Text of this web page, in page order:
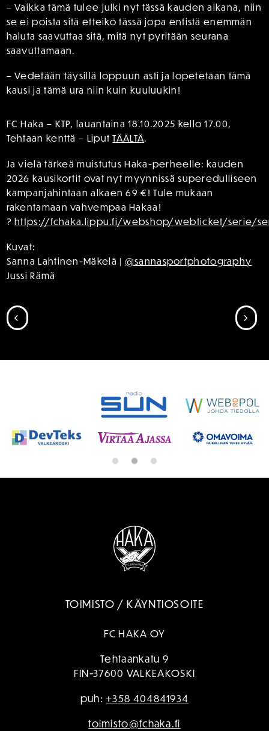
– Vaikka tämä tulee julki nyt tässä kauden aikana, niin
se ei poista sitä etteikö tässä jopa entistä enemmän
haluta saavuttaa sitä, mitä nyt pyritään seurana
saavuttamaan.
– Vedetään täysillä loppuun asti ja lopetetaan tämä
kausi ja tämä ura niin kuin kuuluukin!
FC Haka – KTP, lauantaina 18.10.2025 kello 17.00,
Tehtaan kenttä – LiputTÄÄLTÄ.
Ja vielä tärkeä muistutus Haka-perheelle: kauden
2026 kausikortit ovat nyt myynnissä superedulliseen
kampanjahintaan alkaen 69 €! Tule mukaan
rakentamaan vahvempaa Hakaa!
?https://fchaka.lippu.fi/webshop/webticket/serie/
Kuvat:
Sanna Lahtinen-Mäkelä | @sannasportphotography
Jussi Rämä
SIIRRY EDELLISEEN
TOIMISTO / KÄYNTIOSOITE
FC HAKA OY
Tehtaankatu 9
FIN-37600 VALKEAKOSKI
puh:+358 404841934
toimisto@fchaka.fi